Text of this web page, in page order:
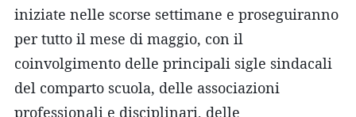
iniziate nelle scorse settimane e proseguiranno
per tutto il mese di maggio, con il
coinvolgimento delle principali sigle sindacali
del comparto scuola, delle associazioni
professionali e disciplinari, delle